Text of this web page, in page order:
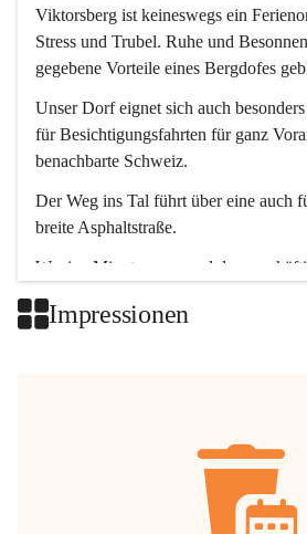
Viktorsberg ist keineswegs ein
Stress und Trubel. Ruhe und
gegebene Vorteile eines Bergdofes
Unser Dorf eignet sich auch
für Besichtigungsfahrten für ganz
benachbarte Schweiz.
Der Weg ins Tal führt über eine auch
breite Asphaltstraße.
Wenige Minuten nur, und das
Impressionen